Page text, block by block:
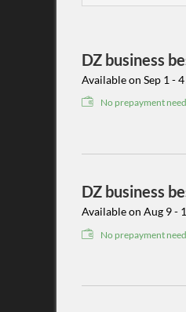
DZ business
Available on Sep 1 - 4
No prepayment
DZ business
Available on Aug 9 -
No prepayment